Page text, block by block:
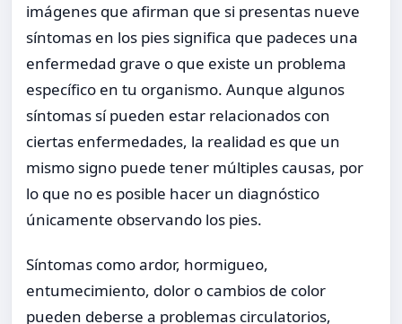
imágenes que afirman que si presentas nueve
síntomas en los pies significa que padeces una
enfermedad grave o que existe un problema
específico en tu organismo. Aunque algunos
síntomas sí pueden estar relacionados con
ciertas enfermedades, la realidad es que un
mismo signo puede tener múltiples causas, por
lo que no es posible hacer un diagnóstico
únicamente observando los pies.
Síntomas como ardor, hormigueo,
entumecimiento, dolor o cambios de color
pueden deberse a problemas circulatorios,